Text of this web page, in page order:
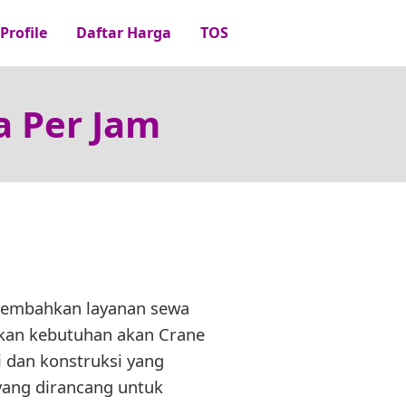
Profile Daftar Harga TOS
Per Jam
layanan sewa
kebutuhan akan Crane
konstruksi yang
dirancang untuk